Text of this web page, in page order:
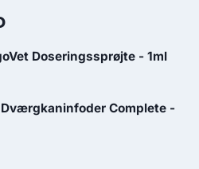
Doseringssprøjte - 1ml
Complete -